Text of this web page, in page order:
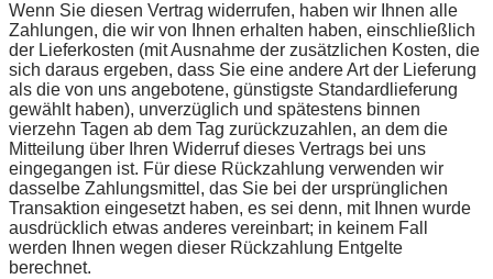
Wenn Sie diesen Vertrag widerrufen, haben wir Ihnen alle
Zahlungen, die wir von Ihnen erhalten haben, einschließlich
der Lieferkosten (mit Ausnahme der zusätzlichen Kosten, die
sich daraus ergeben, dass Sie eine andere Art der Lieferung
als die von uns angebotene, günstigste Standardlieferung
gewählt haben), unverzüglich und spätestens binnen
vierzehn Tagen ab dem Tag zurückzuzahlen, an dem die
Mitteilung über Ihren Widerruf dieses Vertrags bei uns
eingegangen ist. Für diese Rückzahlung verwenden wir
dasselbe Zahlungsmittel, das Sie bei der ursprünglichen
Transaktion eingesetzt haben, es sei denn, mit Ihnen wurde
ausdrücklich etwas anderes vereinbart; in keinem Fall
werden Ihnen wegen dieser Rückzahlung Entgelte
berechnet.